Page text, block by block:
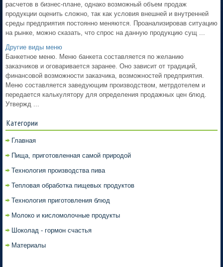
расчетов в бизнес-плане, однако возможный объем продаж
продукции оценить сложно, так как условия внешней и внутренней
среды предприятия постоянно меняются. Проанализировав ситуацию
на рынке, можно сказать, что спрос на данную продукцию сущ ...
Другие виды меню
Банкетное меню. Меню банкета составляется по желанию
заказчиков и оговаривается заранее. Оно зависит от традиций,
финансовой возможности заказчика, возможностей предприятия.
Меню составляется заведующим производством, метрдотелем и
передается калькулятору для определения продажных цен блюд.
Утвержд ...
Категории
Главная
Пища, приготовленная самой природой
Технология производства пива
Тепловая обработка пищевых продуктов
Технология приготовления блюд
Молоко и кисломолочные продукты
Шоколад - гормон счастья
Материалы